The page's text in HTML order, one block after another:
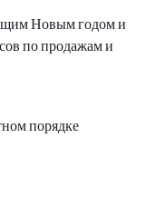
Новым годом и
по продажам и
порядке